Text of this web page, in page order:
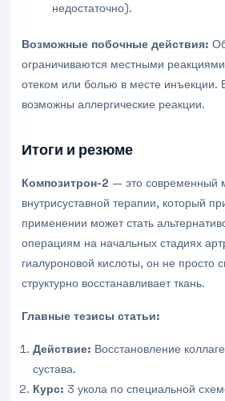
недостаточно).
Возможные побочные действия:
ограничиваются местными
отеком или болью в месте инъекции.
возможны аллергические реакции.
Итоги и резюме
Композитрон-2 — это современный
внутрисуставной терапии, который
применении может стать
операциям на начальных стадиях
гиалуроновой кислоты, он не просто
структурно восстанавливает ткань.
Главные тезисы статьи:
Действие: Восстановление
сустава.
Курс: 3 укола по специальной